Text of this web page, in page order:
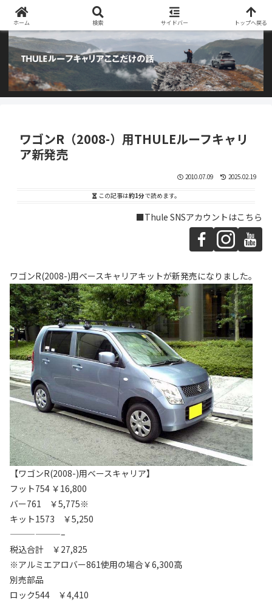
阿部商会取り扱いのTHULEルーフキャリアとアウトドア用品のブログです
ワゴンR（2008-）用THULEルーフキャリ
ア新発売
2010.07.09 2025.02.19
この記事は約1分で読めます。
■Thule SNSアカウントはこちら
ワゴンR(2008-)用ベースキャリアキットが新発売になりました。
【ワゴンR(2008-)用ベースキャリア】
フット754 ￥16,800
バー761 ￥5,775※
キット1573 ￥5,250
——————–
税込合計 ￥27,825
※アルミエアロバー861使用の場合￥6,300高
別売部品
ロック544 ￥4,410
ホーム 検索 サイドバー トップへ戻る